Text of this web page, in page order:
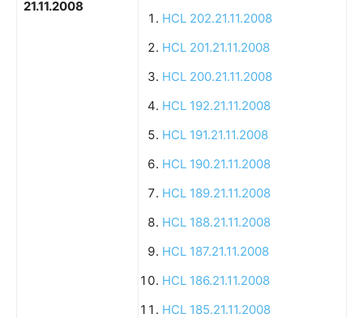
21.11.2008
HCL 202.21.11.2008
HCL 201.21.11.2008
HCL 200.21.11.2008
HCL 192.21.11.2008
HCL 191.21.11.2008
HCL 190.21.11.2008
HCL 189.21.11.2008
HCL 188.21.11.2008
HCL 187.21.11.2008
HCL 186.21.11.2008
HCL 185.21.11.2008